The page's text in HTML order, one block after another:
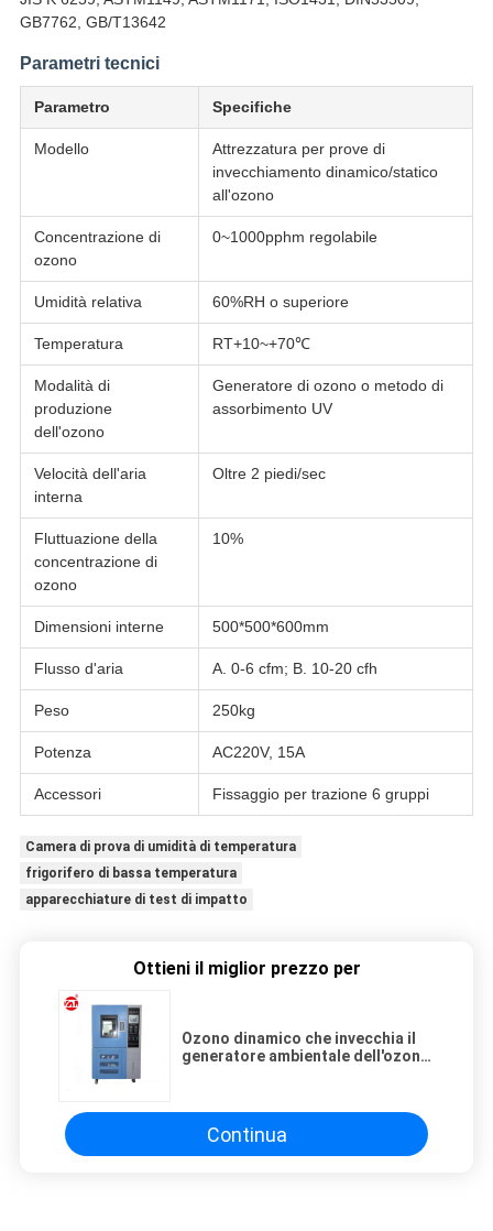
GB7762, GB/T13642
Parametri tecnici
Parametro Specifiche
Modello
Attrezzatura per prove di
invecchiamento dinamico/statico
all'ozono
Concentrazione di
ozono
0~1000pphm regolabile
Umidità relativa 60%RH o superiore
Temperatura RT+10~+70℃
Modalità di
produzione
dell'ozono
Generatore di ozono o metodo di
assorbimento UV
Velocità dell'aria
interna
Oltre 2 piedi/sec
Fluttuazione della
concentrazione di
ozono
10%
Dimensioni interne 500*500*600mm
Flusso d'aria A. 0-6 cfm; B. 10-20 cfh
Peso 250kg
Potenza AC220V, 15A
Accessori Fissaggio per trazione 6 gruppi
Camera di prova di umidità di temperatura
frigorifero di bassa temperatura
apparecchiature di test di impatto
Ottieni il miglior prezzo per
Ozono dinamico che invecchia il
generatore ambientale dell'ozono
Continua